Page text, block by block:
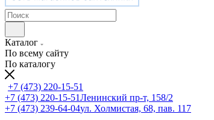
Каталог
По всему сайту
По каталогу
+7 (473) 220-15-51
+7 (473) 220-15-51Ленинский пр-т, 158/2
+7 (473) 239-64-04ул. Холмистая, 68, пав. 117